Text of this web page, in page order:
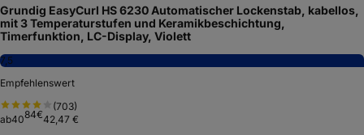
Grundig EasyCurl HS 6230 Automatischer Lockenstab, kabellos,
mit 3 Temperaturstufen und Keramikbeschichtung,
Timerfunktion, LC-Display, Violett
7,5
Empfehlenswert
(703)
ab4084€42,47 €